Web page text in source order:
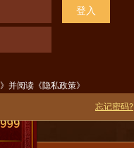
登入
》并阅读《隐私政策》
忘记密码?